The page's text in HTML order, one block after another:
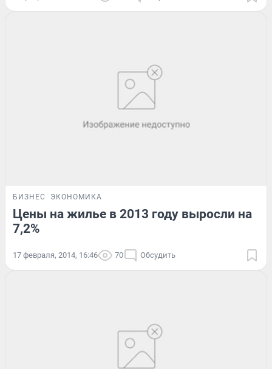
БИЗНЕС ЭКОНОМИКА
Цены на жилье в 2013 году выросли на
7,2%
17 февраля, 2014, 16:46 70 Обсудить